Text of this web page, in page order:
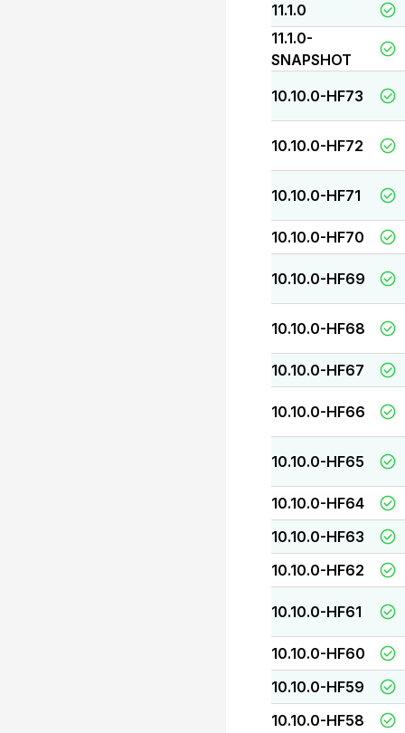
11.1.0
11.1.0-
SNAPSHOT
10.10.0-HF73
10.10.0-HF72
10.10.0-HF71
10.10.0-HF70
10.10.0-HF69
10.10.0-HF68
10.10.0-HF67
10.10.0-HF66
10.10.0-HF65
10.10.0-HF64
10.10.0-HF63
10.10.0-HF62
10.10.0-HF61
10.10.0-HF60
10.10.0-HF59
10.10.0-HF58